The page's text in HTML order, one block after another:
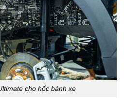
cho hốc bánh xe